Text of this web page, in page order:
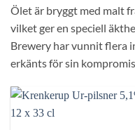
Ölet är bryggt med malt
vilket ger en speciell
Brewery har vunnit flera
erkänts för sin